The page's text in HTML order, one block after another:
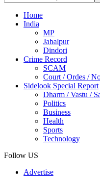
Home
India
MP
Jabalpur
Dindori
Crime Record
SCAM
Court / Ordes /
Sidelook Special Report
Dharm / Vastu /
Politics
Business
Health
Sports
Technology
Follow US
Advertise